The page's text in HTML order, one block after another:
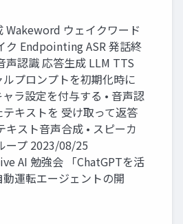
Wakeword ウェイクワード
ク Endpointing ASR 発話終
声認識 応答生成 LLM TTS
ルプロンプトを初期化時に
ラ設定を付与する • 音声認
テキストを 受け取って返答
キスト音声合成 • スピーカ
ープ 2023/08/25
AI 勉強会 「ChatGPTを活
動運転エージェントの開